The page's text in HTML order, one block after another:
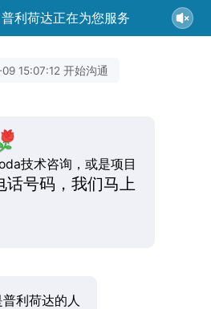
利荷达正在为您服务
15:07:12 开始沟通
技术咨询，或是项目
话号码，我们马上
利荷达的人